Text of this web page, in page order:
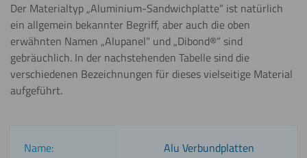
Der Materialtyp „Aluminium-Sandwichplatte“ ist natürlich
ein allgemein bekannter Begriff, aber auch die oben
erwähnten Namen „Alupanel” und „Dibond®” sind
gebräuchlich. In der nachstehenden Tabelle sind die
verschiedenen Bezeichnungen für dieses vielseitige Material
aufgeführt.
Alu Verbundplatten